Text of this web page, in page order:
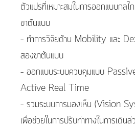
ตัวแปรที่เหมาะสมในการออกแบบกล
ขาต้นแบบ
– ทำการวิจัยด้าน Mobility และ
สองขาต้นแบบ
– ออกแบบระบบควบคุมแบบ
Active Real Time
– รวมระบบการมองเห็น (Vision
เพื่อช่วยในการปรับท่าทางในการเดิน